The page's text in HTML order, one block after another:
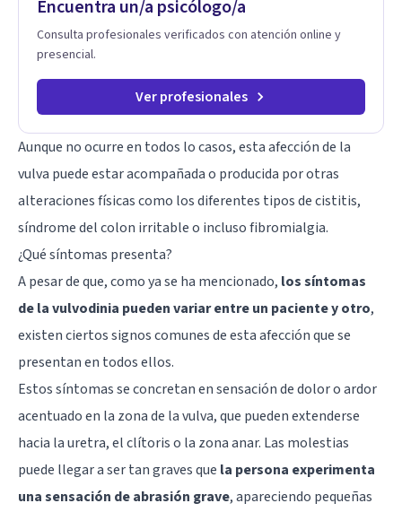
sobre tu vida diaria.
Encuentra un/a psicólogo/a
Consulta profesionales verificados con atención online y
presencial.
Ver profesionales
Aunque no ocurre en todos lo casos, esta afección de la
vulva puede estar acompañada o producida por otras
alteraciones físicas como los diferentes tipos de cistitis,
síndrome del colon irritable o inclusofibromialgia.
¿Qué síntomas presenta?
A pesar de que, como ya se ha mencionado, los síntomas
de la vulvodinia pueden variar entre un paciente y otro,
existen ciertos signos comunes de esta afección que se
presentan en todos ellos.
Estos síntomas se concretan en sensación de dolor o ardor
acentuado en la zona de la vulva, que pueden extenderse
hacia la uretra, el clítoris o la zona anar. Las molestias
puede llegar a ser tan graves que la persona experimenta
una sensación de abrasión grave, apareciendo pequeñas